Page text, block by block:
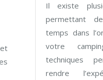
Il existe
permettant
temps dans
votre
techniques
rendre